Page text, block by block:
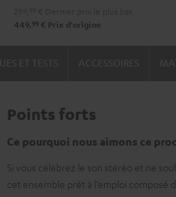
449, 99 € Prix d'origine
Points forts
Ce pourquoi nous aimons ce
Si vous célébrez le son stéréo et ne
cet ensemble prêt à l’emploi composé